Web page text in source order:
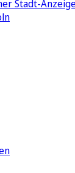
Stadt-